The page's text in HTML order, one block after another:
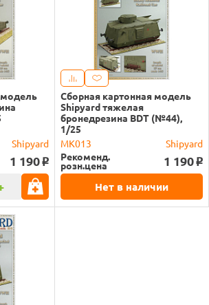
модель
Shipyard
1 190 o
Сборная картонная модель
Shipyard тяжелая
бронедрезина BDT (№44),
1/25
MK013
Shipyard
Рекоменд.
розн.цена 1 190 o
Нет в наличии